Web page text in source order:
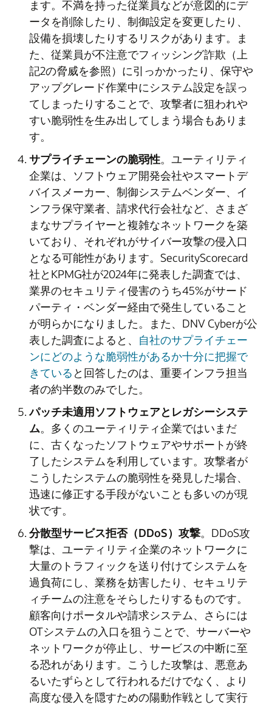
ます。不満を持った従業員などが意図的にデ
ータを削除したり、制御設定を変更したり、
設備を損壊したりするリスクがあります。ま
た、従業員が不注意でフィッシング詐欺（上
記2の脅威を参照）に引っかかったり、保守や
アップグレード作業中にシステム設定を誤っ
てしまったりすることで、攻撃者に狙われや
すい脆弱性を生み出してしまう場合もありま
す。
サプライチェーンの脆弱性。ユーティリティ
企業は、ソフトウェア開発会社やスマートデ
バイスメーカー、制御システムベンダー、イ
ンフラ保守業者、請求代行会社など、さまざ
まなサプライヤーと複雑なネットワークを築
いており、それぞれがサイバー攻撃の侵入口
となる可能性があります。SecurityScorecard
社とKPMG社が2024年に発表した調査では、
業界のセキュリティ侵害のうち45%がサード
パーティ・ベンダー経由で発生していること
が明らかになりました。また、DNV Cyberが公
表した調査によると、 自社のサプライチェー
ンにどのような脆弱性があるか十分に把握で
きている と回答したのは、重要インフラ担当
者の約半数のみでした。
パッチ未適用ソフトウェアとレガシーシステ
ム。多くのユーティリティ企業ではいまだ
に、古くなったソフトウェアやサポートが終
了したシステムを利用しています。攻撃者が
こうしたシステムの脆弱性を発見した場合、
迅速に修正する手段がないことも多いのが現
状です。
分散型サービス拒否（DDoS）攻撃。DDoS攻
撃は、ユーティリティ企業のネットワークに
大量のトラフィックを送り付けてシステムを
過負荷にし、業務を妨害したり、セキュリテ
ィチームの注意をそらしたりするものです。
顧客向けポータルや請求システム、さらには
OTシステムの入口を狙うことで、サーバーや
ネットワークが停止し、サービスの中断に至
る恐れがあります。こうした攻撃は、悪意あ
るいたずらとして行われるだけでなく、より
高度な侵入を隠すための陽動作戦として実行